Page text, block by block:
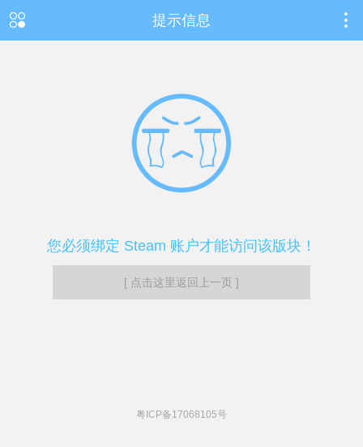
提示信息
您必须绑定 Steam 账户才能访问该版块！
[ 点击这里返回上一页 ]
粤ICP备17068105号